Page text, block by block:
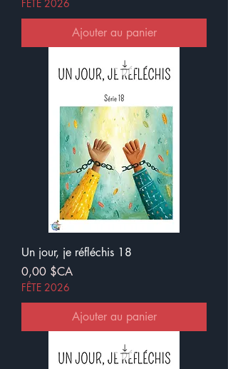
FÊTE 2026
Ajouter au panier
Un jour, je réfléchis 18
Prix
0,00 $CA
FÊTE 2026
Ajouter au panier